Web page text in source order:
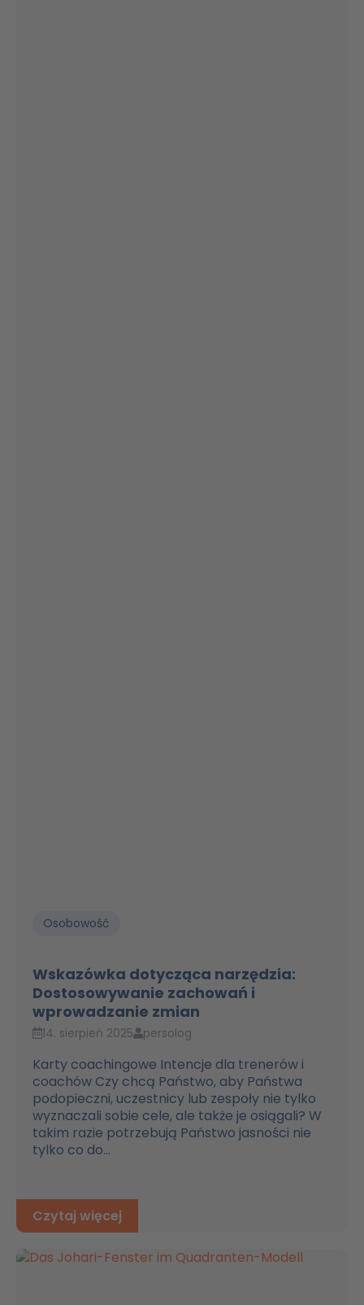
Osobowość
Wskazówka dotycząca narzędzia:
Dostosowywanie zachowań i
wprowadzanie zmian
14. sierpień 2025 persolog
Karty coachingowe Intencje dla trenerów i
coachów Czy chcą Państwo, aby Państwa
podopieczni, uczestnicy lub zespoły nie tylko
wyznaczali sobie cele, ale także je osiągali? W
takim razie potrzebują Państwo jasności nie
tylko co do...
Czytaj więcej